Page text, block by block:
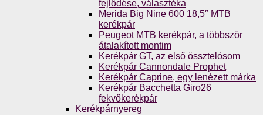
fejlődése, választéka
Merida Big Nine 600 18,5″ MTB
kerékpár
Peugeot MTB kerékpár, a többször
átalakított montim
Kerékpár GT, az első össztelósom
Kerékpár Cannondale Prophet
Kerékpár Caprine, egy lenézett márka
Kerékpár Bacchetta Giro26
fekvőkerékpár
Kerékpárnyereg